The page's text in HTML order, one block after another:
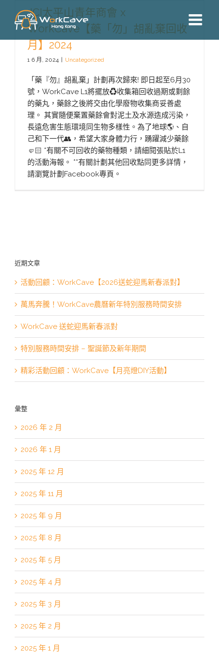
content
JCI太平山青年商會 x
WorkCave【藥「勿」胡亂棄回收
月】2024
1 6 月, 2024 Uncategorized
「藥『勿』胡亂棄」計劃再次歸來! 即日起至6月30
號，WorkCave L1將擺放♻️收集箱回收過期或剩餘
的藥丸，藥餘之後將交由化學廢物收集商妥善處
理。 其實隨便棄置藥餘會對泥土及水源造成污染，
長遠危害生態環境同生物多樣性。為了地球🌎、自
己和下一代👥，希望大家身體力行，踴躍減少藥餘
🤛🏻 *有關不可回收的藥物種類，請細閱張貼於L1
的活動海報。 **有關計劃其他回收點同更多詳情，
請瀏覽計劃Facebook專頁。
近期文章
活動回顧：WorkCave【2026送蛇迎馬新春派對】
萬馬奔騰！WorkCave農曆新年特別服務時間安排
WorkCave 送蛇迎馬新春派對
特別服務時間安排 – 聖誕節及新年期間
精彩活動回顧：WorkCave【月亮燈DIY活動】
彙整
2026 年 2 月
2026 年 1 月
2025 年 12 月
2025 年 11 月
2025 年 9 月
2025 年 8 月
2025 年 5 月
2025 年 4 月
2025 年 3 月
2025 年 2 月
2025 年 1 月